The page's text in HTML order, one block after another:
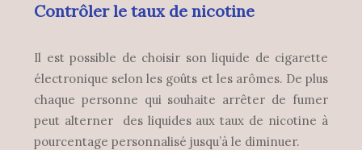
Contrôler le taux de nicotine
Il est possible de choisir son liquide de cigarette
électronique selon les goûts et les arômes. De plus
chaque personne qui souhaite arrêter de fumer
peut alterner des liquides aux taux de nicotine à
pourcentage personnalisé jusqu’à le diminuer.